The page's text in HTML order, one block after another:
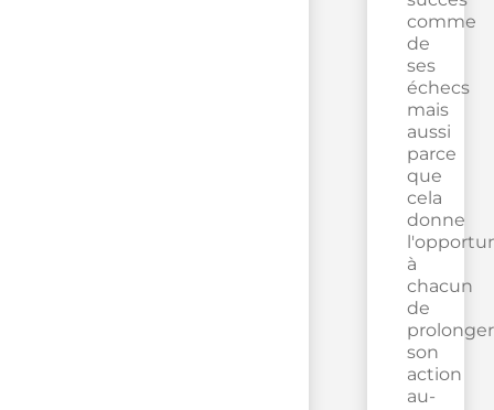
comme
de
ses
échecs
mais
aussi
parce
que
cela
donne
à
chacun
de
prolonger
son
action
au-